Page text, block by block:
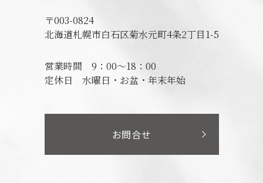
〒003-0824
北海道札幌市白石区菊水元町4条2丁目1-5
営業時間 9：00～18：00
定休日 水曜日・お盆・年末年始
お問合せ